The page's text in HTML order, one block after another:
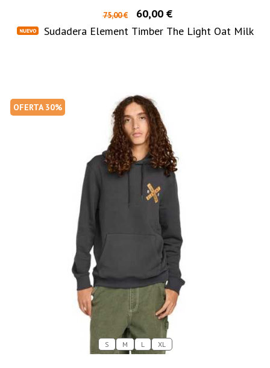
75,00 €
60,00 €
Sudadera Element Timber The Light Oat Milk
OFERTA 30%
S M L XL